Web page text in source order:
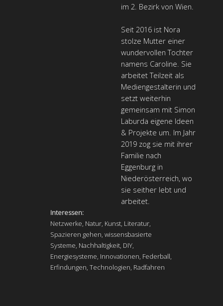
im 2. Bezirk von Wien.
Seit 2016 ist Nora
stolze Mutter einer
wundervollen Tochter
namens Caroline. Sie
arbeitet Teilzeit als
Mediengestalterin und
setzt weiterhin
gemeinsam mit Simon
Laburda eigene Ideen
& Projekte um. Im Jahr
2019 zog sie mit ihrer
Familie nach
Eggenburg in
Niederösterreich, wo
sie seither lebt und
arbeitet.
Interessen:
Netzwerke, Natur, Kunst, Literatur,
Spazieren gehen, wissensbasierte
Systeme, Nachhaltigkeit, DIY,
Energiesysteme, Innovationen, Federball,
Erfindungen, Technologien, Radfahren